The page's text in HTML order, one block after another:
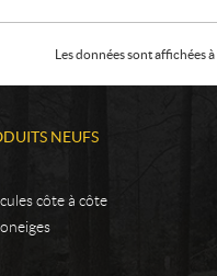
Les données sont
NEUFS
côte à côte